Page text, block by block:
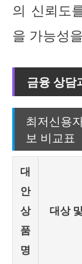
의 신뢰도
을 가능성
금융 상담
최저신용
보 비교표
대
안
상
품
명
대상